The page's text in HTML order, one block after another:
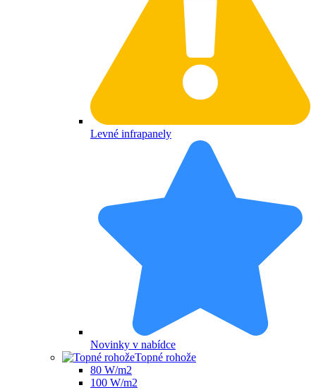
Levné infrapanely
Novinky v nabídce
Topné rohože
80 W/m2
100 W/m2